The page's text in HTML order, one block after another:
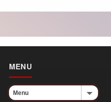
MENU